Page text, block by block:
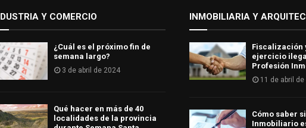
Y COMERCIO
¿Cuál es el próximo fin de
semana largo?
3 de abril de 2024
Qué hacer en más de 40
localidades de la provincia
INMOBILIARIA Y
Fiscalización
ejercicio
Profesión
11 de abril
Cómo saber
Inmobiliario